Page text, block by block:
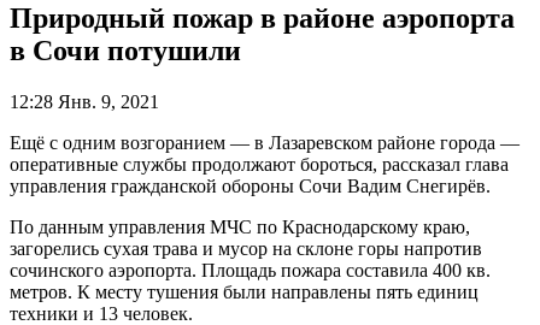
Природный пожар в районе аэропорта
в Сочи потушили
12:28 Янв. 9, 2021
Ещё с одним возгоранием — в Лазаревском районе города —
оперативные службы продолжают бороться, рассказал глава
управления гражданской обороны Сочи Вадим Снегирёв.
По данным управления МЧС по Краснодарскому краю,
загорелись сухая трава и мусор на склоне горы напротив
сочинского аэропорта. Площадь пожара составила 400 кв.
метров. К месту тушения были направлены пять единиц
техники и 13 человек.